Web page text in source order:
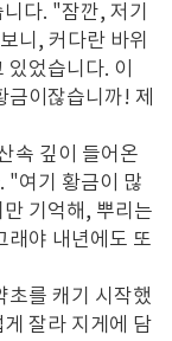
다. "잠깐, 저기
니, 커다란 바위
었습니다. 이
이잖습니까! 제
속 깊이 들어온
"여기 황금이 많
기억해, 뿌리는
래야 내년에도 또
초를 캐기 시작했
잘라 지게에 담